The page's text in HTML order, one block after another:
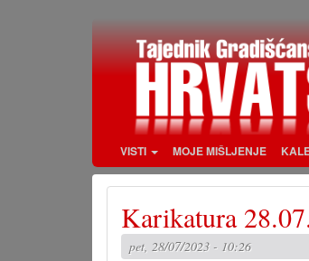
VISTI MOJE MIŠLJENJE
Karikatura
pet, 28/07/2023 - 10:26